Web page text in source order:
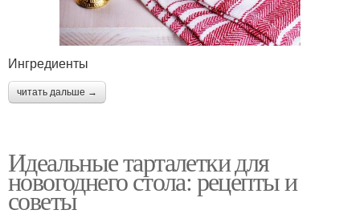
Ингредиенты
читать дальше →
Идеальные тарталетки для
новогоднего стола: рецепты и
советы